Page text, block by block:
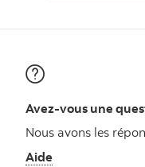
Avez-vous une
Nous avons les
Aide